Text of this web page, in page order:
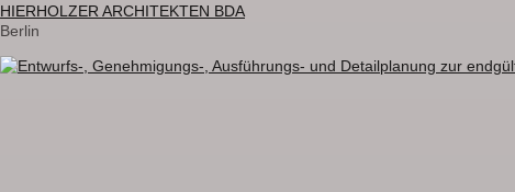
HIERHOLZER ARCHITEKTEN BDA
Berlin